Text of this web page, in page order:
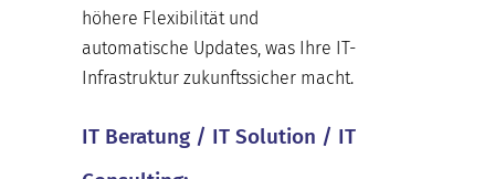
höhere Flexibilität und
automatische Updates, was Ihre IT-
Infrastruktur zukunftssicher macht.
IT Beratung / IT Solution / IT